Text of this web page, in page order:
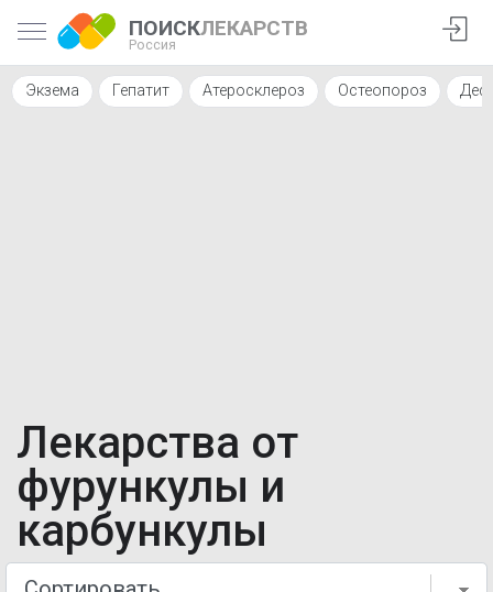
ПОИСКЛЕКАРСТВ
Россия
Экзема Гепатит Атеросклероз Остеопороз
Лекарства от
фурункулы и
карбункулы